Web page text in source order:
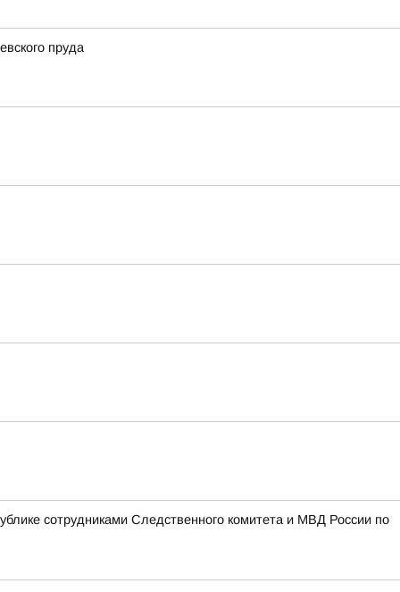
пруда
сотрудниками Следственного комитета и МВД России по